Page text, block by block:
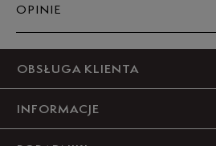
45 29 cm
45,5 29,5 cm
OPINIE
OBSŁUGA KLIENTA
INFORMACJE